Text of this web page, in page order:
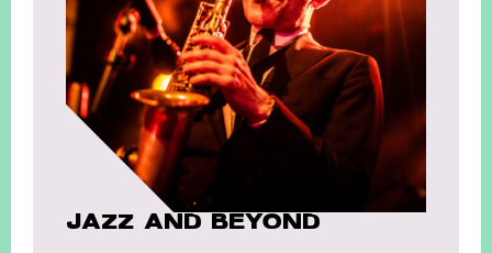
JAZZ AND BEYOND